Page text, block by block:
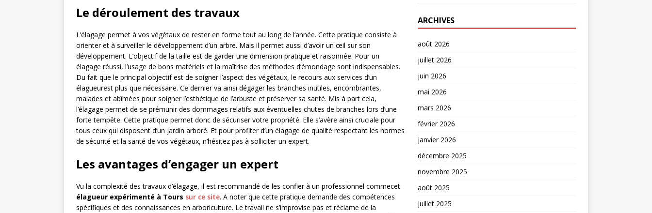
Le déroulement des travaux
L’élagage permet à vos végétaux de rester en forme tout au long de l’année. Cette pratique consiste à
orienter et à surveiller le développement d’un arbre. Mais il permet aussi d’avoir un œil sur son
développement. L’objectif de la taille est de garder une dimension pratique et raisonnée. Pour un
élagage réussi, l’usage de bons matériels et la maîtrise des méthodes d’émondage sont indispensables.
Du fait que le principal objectif est de soigner l’aspect des végétaux, le recours aux services d’un
élagueurest plus que nécessaire. Ce dernier va ainsi dégager les branches inutiles, encombrantes,
malades et abîmées pour soigner l’esthétique de l’arbuste et préserver sa santé. Mis à part cela,
l’élagage permet de se prémunir des dommages relatifs aux éventuelles chutes de branches lors d’une
forte tempête. Cette pratique permet donc de sécuriser votre propriété. Elle s’avère ainsi cruciale pour
tous ceux qui disposent d’un jardin arboré. Et pour profiter d’un élagage de qualité respectant les normes
de sécurité et la santé de vos végétaux, n’hésitez pas à solliciter un expert.
Les avantages d’engager un expert
Vu la complexité des travaux d’élagage, il est recommandé de les confier à un professionnel commecet
élagueur expérimenté à Tours sur ce site. A noter que cette pratique demande des compétences
spécifiques et des connaissances en arboriculture. Le travail ne s’improvise pas et réclame de la
ARCHIVES
août 2026
juillet 2026
juin 2026
mai 2026
mars 2026
février 2026
janvier 2026
décembre 2025
novembre 2025
août 2025
juillet 2025